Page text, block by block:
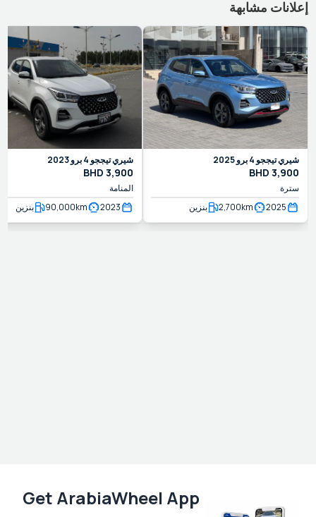
إعلانات مشابهة
شيريتيججو 4 برو 2025
BHD 3,900
سترة
2025
2,700km بنزين
شيريتيججو 4 برو 2023
BHD 3,900
المنامة
2023
90,000km بنزين
Get ArabiaWheel App